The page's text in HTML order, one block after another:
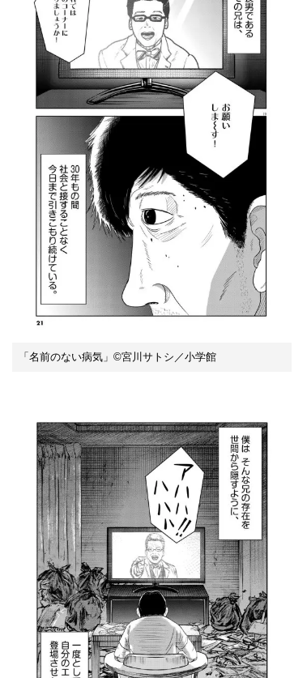
「名前のない病気」©宮川サトシ／小学館